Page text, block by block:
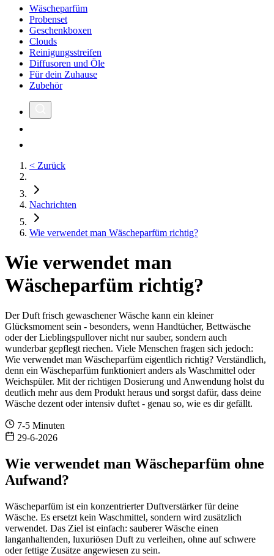
Wäscheparfüm
Probenset
Geschenkboxen
Clouds
Reinigungsstreifen
Diffusoren und Öle
Für dein Zuhause
Zubehör
< Zurück
Nachrichten
Wie verwendet man Wäscheparfüm richtig?
Wie verwendet man
Wäscheparfüm richtig?
Der Duft frisch gewaschener Wäsche kann ein kleiner
Glücksmoment sein - besonders, wenn Handtücher, Bettwäsche
oder der Lieblingspullover nicht nur sauber, sondern auch
wunderbar gepflegt riechen. Viele Menschen fragen sich jedoch:
Wie verwendet man Wäscheparfüm eigentlich richtig? Verständlich,
denn ein Wäscheparfüm funktioniert anders als Waschmittel oder
Weichspüler. Mit der richtigen Dosierung und Anwendung holst du
deutlich mehr aus dem Produkt heraus und sorgst dafür, dass deine
Wäsche dezent oder intensiv duftet - genau so, wie es dir gefällt.
7-5 Minuten
29-6-2026
Wie verwendet man Wäscheparfüm ohne
Aufwand?
Wäscheparfüm ist ein konzentrierter Duftverstärker für deine
Wäsche. Es ersetzt kein Waschmittel, sondern wird zusätzlich
verwendet. Das Ziel ist einfach: sauberer Wäsche einen
langanhaltenden, luxuriösen Duft zu verleihen, ohne auf schwere
oder fettige Zusätze angewiesen zu sein.